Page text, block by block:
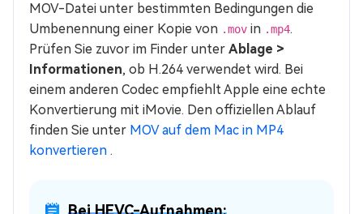
MOV-Datei unter bestimmten Bedingungen die
Umbenennung einer Kopie von .mov in .mp4.
Prüfen Sie zuvor im Finder unter Ablage >
Informationen, ob H.264 verwendet wird. Bei
einem anderen Codec empfiehlt Apple eine echte
Konvertierung mit iMovie. Den offiziellen Ablauf
finden Sie unter MOV auf dem Mac in MP4
konvertieren .